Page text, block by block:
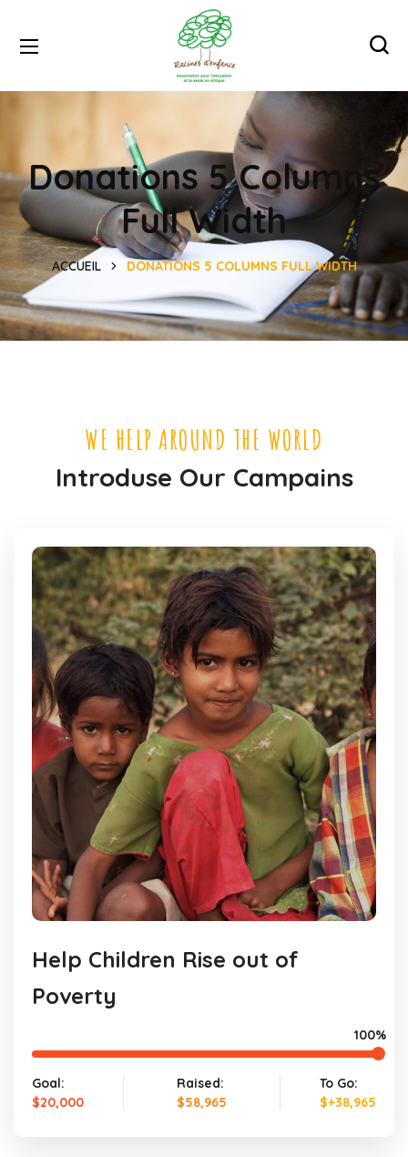
Donations 5 Columns
Full Width
ACCUEIL DONATIONS 5 COLUMNS FULL WIDTH
WE HELP AROUND THE WORLD
Introduse Our Campains
Help Children Rise out of
Poverty
100%
Goal:
$20,000
Raised:
$58,965
To Go:
$+38,965